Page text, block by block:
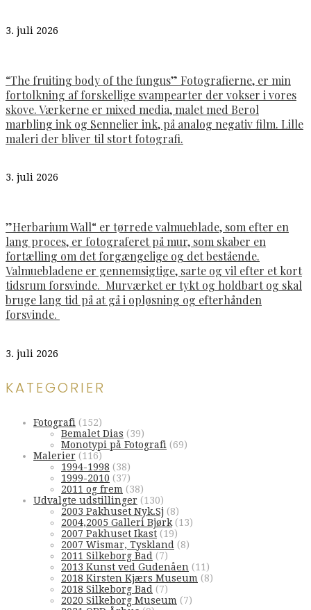
3. juli 2026
“The fruiting body of the fungus” Fotografierne, er min
fortolkning af forskellige svampearter der vokser i vores
skove. Værkerne er mixed media, malet med Berol
marbling ink og Sennelier ink, på analog negativ film. Lille
maleri der bliver til stort fotografi.
3. juli 2026
”Herbarium Wall“ er tørrede valmueblade, som efter en
lang proces, er fotograferet på mur, som skaber en
fortælling om det forgængelige og det bestående.
Valmuebladene er gennemsigtige, sarte og vil efter et kort
tidsrum forsvinde. Murværket er tykt og holdbart og skal
bruge lang tid på at gå i opløsning og efterhånden
forsvinde.
3. juli 2026
KATEGORIER
Fotografi (152)
Bemalet Dias (39)
Monotypi på Fotografi (69)
Malerier (116)
1994-1998 (38)
1999-2010 (37)
2011 og frem (38)
Udvalgte udstillinger (130)
2003 Pakhuset Nyk.Sj (8)
2004,2005 Galleri Bjørk (13)
2007 Pakhuset Ikast (19)
2007 Wismar, Tyskland (8)
2011 Silkeborg Bad (7)
2013 Kunst ved Gudenåen (11)
2018 Kirsten Kjærs Museum (8)
2018 Silkeborg Bad (7)
2020 Silkeborg Museum (7)